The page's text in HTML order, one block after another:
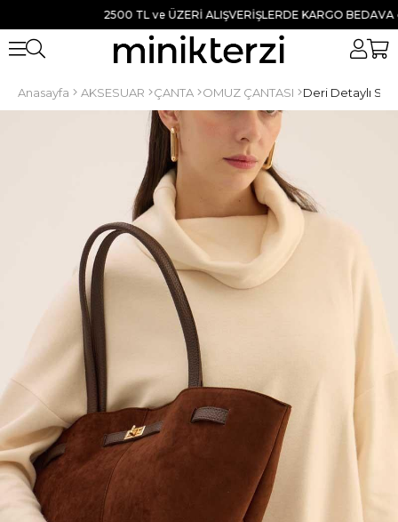
2500 TL ve ÜZERİ ALIŞVERİŞLERDE KARGO BEDAVA ●
Anasayfa AKSESUAR ÇANTA OMUZ ÇANTASI Deri Detaylı